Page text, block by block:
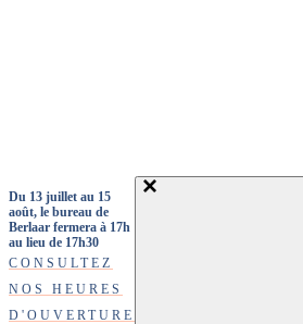
Du 13 juillet au 15
août, le bureau de
Berlaar fermera à 17h
au lieu de 17h30
CONSULTEZ
NOS HEURES
D'OUVERTURE